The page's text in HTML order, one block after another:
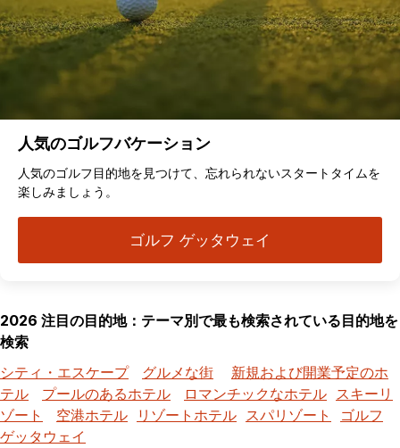
人気のゴルフバケーション
人気のゴルフ目的地を見つけて、忘れられないスタートタイムを
楽しみましょう。
ゴルフ ゲッタウェイ
2026 注目の目的地：テーマ別で最も検索されている目的地を
検索
シティ・エスケープ
グルメな街
新規および開業予定のホ
テル
プールのあるホテル ロマンチックなホテル スキーリ
ゾート
空港ホテル リゾートホテル スパリゾート
ゴルフ
ゲッタウェイ